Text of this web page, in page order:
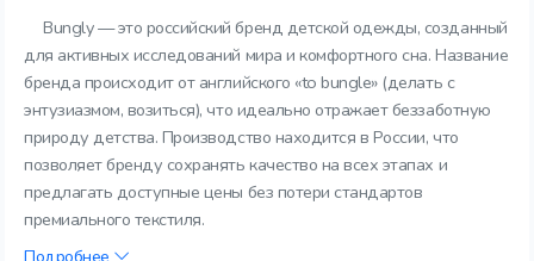
Bungly — это российский бренд детской одежды, созданный
для активных исследований мира и комфортного сна. Название
бренда происходит от английского «to bungle» (делать с
энтузиазмом, возиться), что идеально отражает беззаботную
природу детства. Производство находится в России, что
позволяет бренду сохранять качество на всех этапах и
предлагать доступные цены без потери стандартов
премиального текстиля.
Подробнее